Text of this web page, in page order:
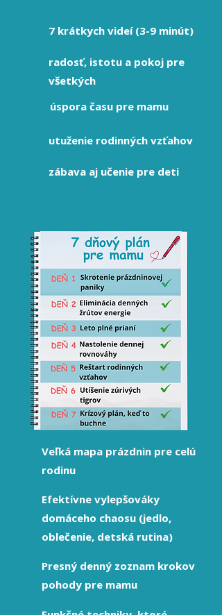
7 krátkych videí (3-9 minút)
radosť, istotu a pokoj pre
všetkých
úspora času pre mamu
utuženie rodinných vzťahov
zábava aj učenie pre deti
Veľká mapa prázdnin pre celú
rodinu
Efektívne vylepšováky
domáceho chaosu (jedlo,
oblečenie, detská rutina)
Presný denný zoznam krokov
pohody pre mamu